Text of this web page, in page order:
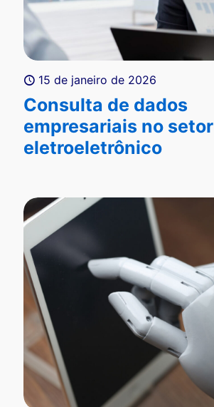
15 de janeiro de 2026
Consulta de dados
empresariais no setor
eletroeletrônico